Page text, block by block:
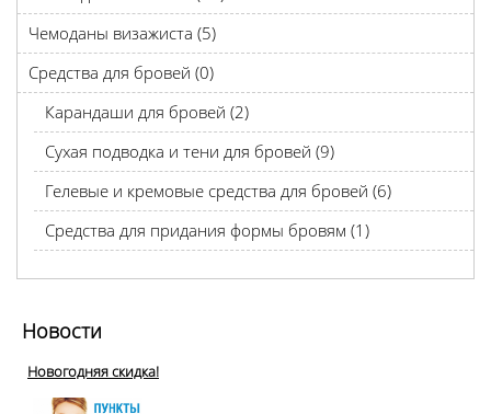
Чемоданы визажиста (5)
Средства для бровей (0)
Карандаши для бровей (2)
Сухая подводка и тени для бровей (9)
Гелевые и кремовые средства для бровей (6)
Средства для придания формы бровям (1)
Новости
Новогодняя скидка!